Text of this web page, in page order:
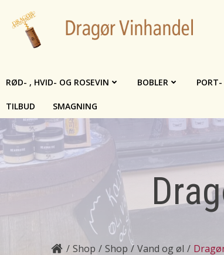
indhold
RØD- , HVID- OG ROSEVIN BOBLER
TILBUD SMAGNING
Shop Shop Vand og øl